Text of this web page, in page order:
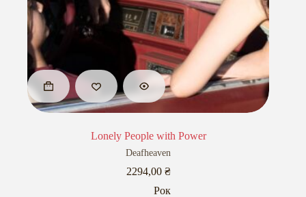
Lonely People with Power
Deafheaven
2294,00 ₴
Рок